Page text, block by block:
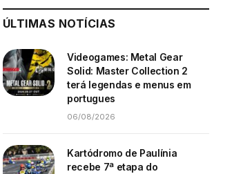
ÚLTIMAS NOTÍCIAS
Videogames: Metal Gear
Solid: Master Collection 2
terá legendas e menus em
portugues
06/08/2026
Kartódromo de Paulínia
recebe 7ª etapa do